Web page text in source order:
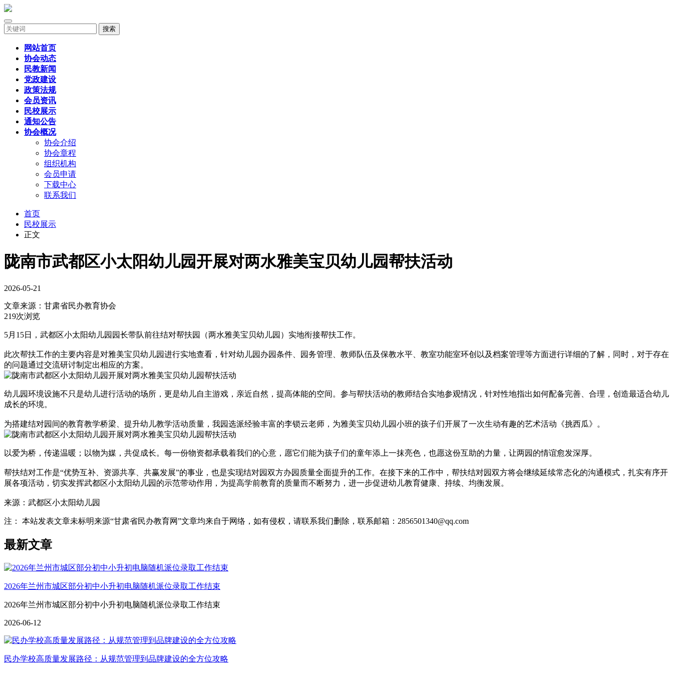
搜索
网站首页
协会动态
民教新闻
党政建设
政策法规
会员资讯
民校展示
通知公告
协会概况
协会介绍
协会章程
组织机构
会员申请
下载中心
联系我们
首页
民校展示
正文
陇南市武都区小太阳幼儿园开展对两水雅美宝贝幼儿园帮扶活动
2026-05-21
文章来源： 甘肃省民办教育协会
219次浏览
5月15日，武都区小太阳幼儿园园长带队前往结对帮扶园（两水雅美宝贝幼儿园）实地衔接帮扶工作。
此次帮扶工作的主要内容是对雅美宝贝幼儿园进行实地查看，针对幼儿园办园条件、园务管理、教师队伍及保教水平、教室功能室环创以及档案管理等方面进行详细的了解，同时，对于存在
的问题通过交流研讨制定出相应的方案。
幼儿园环境设施不只是幼儿进行活动的场所，更是幼儿自主游戏，亲近自然，提高体能的空间。参与帮扶活动的教师结合实地参观情况，针对性地指出如何配备完善、合理，创造最适合幼儿
成长的环境。
为搭建结对园间的教育教学桥梁、提升幼儿教学活动质量，我园选派经验丰富的李锁云老师，为雅美宝贝幼儿园小班的孩子们开展了一次生动有趣的艺术活动《挑西瓜》。
以爱为桥，传递温暖；以物为媒，共促成长。每一份物资都承载着我们的心意，愿它们能为孩子们的童年添上一抹亮色，也愿这份互助的力量，让两园的情谊愈发深厚。
帮扶结对工作是“优势互补、资源共享、共赢发展”的事业，也是实现结对园双方办园质量全面提升的工作。在接下来的工作中，帮扶结对园双方将会继续延续常态化的沟通模式，扎实有序开
展各项活动，切实发挥武都区小太阳幼儿园的示范带动作用，为提高学前教育的质量而不断努力，进一步促进幼儿教育健康、持续、均衡发展。
来源：武都区小太阳幼儿园
注： 本站发表文章未标明来源“甘肃省民办教育网”文章均来自于网络，如有侵权，请联系我们删除，联系邮箱：2856501340@qq.com
最新文章
2026年兰州市城区部分初中小升初电脑随机派位录取工作结束
2026年兰州市城区部分初中小升初电脑随机派位录取工作结束
2026-06-12
民办学校高质量发展路径：从规范管理到品牌建设的全方位攻略